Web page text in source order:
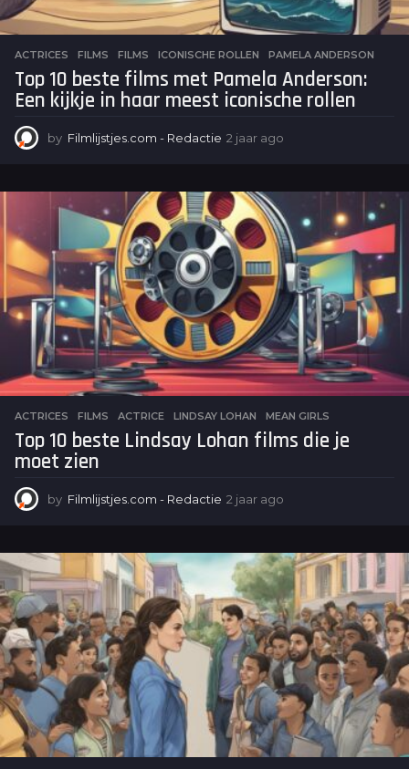
ACTRICES ,FILMS FILMS ,ICONISCHE ROLLEN ,PAMELA ANDERSON
Top 10 beste films met Pamela Anderson:
Een kijkje in haar meest iconische rollen
by Filmlijstjes.com - Redactie 2 jaar ago
a
a
g
o
ACTRICES ,FILMS ACTRICE ,LINDSAY LOHAN ,MEAN GIRLS
Top 10 beste Lindsay Lohan films die je
moet zien
by Filmlijstjes.com - Redactie 2 jaar ago
a
r
g
o